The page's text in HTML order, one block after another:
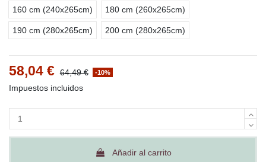
160 cm (240x265cm) 180 cm (260x265cm)
190 cm (280x265cm) 200 cm (280x265cm)
58,04 € 64,49 € -10%
Impuestos incluidos
Añadir al carrito